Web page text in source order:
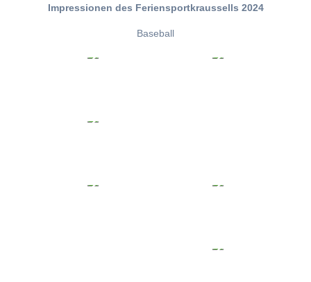
Impressionen des Feriensportkraussells 2024
Baseball